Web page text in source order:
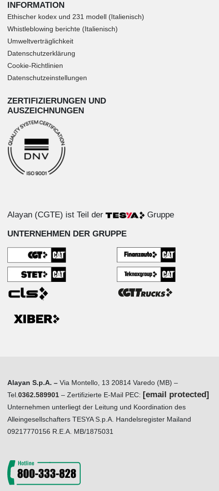
INFORMATION
Ethischer kodex und 231 modell (Italienisch)
Whistleblowing berichte (Italienisch)
Umweltverträglichkeit
Datenschutzerklärung
Cookie-Richtlinien
Datenschutzeinstellungen
ZERTIFIZIERUNGEN UND
AUSZEICHNUNGEN
Alayan (CGTE) ist Teil der Gruppe
UNTERNEHMEN DER GRUPPE
Alayan S.p.A. – Via Montello, 13 20814 Varedo (MB) –
Tel.0362.589901 – Zertifizierte E-Mail PEC: [email protected]
Unternehmen unterliegt der Leitung und Koordination des
Alleingesellschafters TESYA S.p.A. Handelsregister Mailand
09217770156 R.E.A. MB/1875031